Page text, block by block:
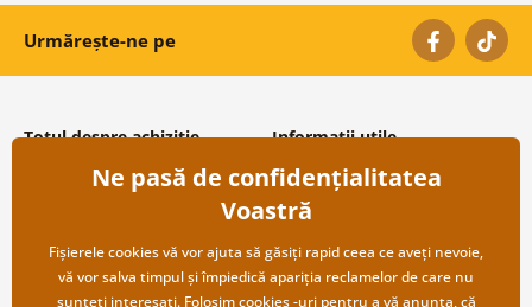
Urmărește-ne pe
Totul despre achiziție
Condiții și termeni generali
Protecția datelor personale
Transport și modalități de plată
Returnare
Informații utile
Despre noi
Întrebări frecvente
Contacte
Cooperare angro
Ne pasă de confidențialitatea
Voastră
Fișierele cookies vă vor ajuta să găsiți rapid ceea ce aveți nevoie,
vă vor salva timpul și împiedică apariția reclamelor de care nu
sunteți interesați. Folosimcookies-uri pentru a vă anunța, că